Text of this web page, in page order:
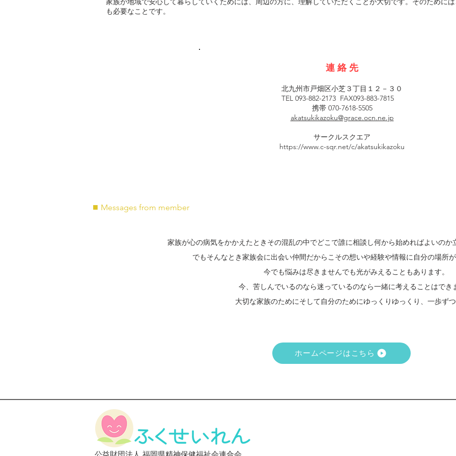
も必要なことです。
連 絡 先
北九州市戸畑区小芝３丁目１２－３０
TEL 093-882-2173 FAX093-883-7815
携帯 070-7618-5505
akatsukikazoku@grace.ocn.ne.jp
サークルスクエア
https://www.c-sqr.net/c/akatsukikazoku
■ Messages from member
家族が心の病気をかかえたときその混乱の中でどこで誰に相談し何から始めればよいのか
でもそんなとき家族会に出会い仲間だからこその想いや経験や情報に自分の場所が
今でも悩みは尽きませんでも光がみえることもあります。
今、苦しんでいるのなら迷っているのなら一緒に考えることはでき
大切な家族のためにそして自分のためにゆっくりゆっくり、一歩ずつ
ホームページはこちら